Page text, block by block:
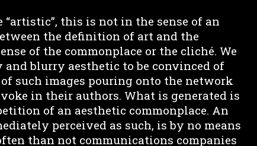
“artistic”, this is not in the sense of an
the definition of art and the
of the commonplace or the cliché. We
blurry aesthetic to be convinced of
such images pouring onto the network
in their authors. What is generated is
of an aesthetic commonplace. An
perceived as such, is by no means
than not communications companies